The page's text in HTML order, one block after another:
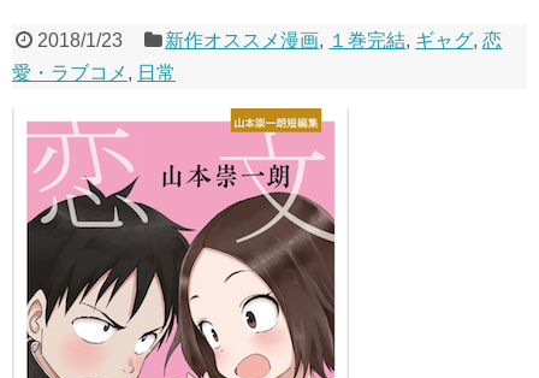
2018/1/23 新作オススメ漫画, １巻完結, ギャグ,恋
愛・ラブコメ , 日常